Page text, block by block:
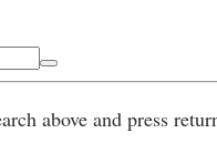
above and press